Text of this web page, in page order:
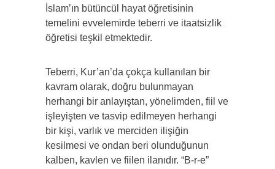
İslam’ın bütüncül hayat öğretisinin
temelini evvelemirde teberri ve itaatsizlik
öğretisi teşkil etmektedir.
Teberri, Kur’an’da çokça kullanılan bir
kavram olarak, doğru bulunmayan
herhangi bir anlayıştan, yönelimden, fiil ve
işleyişten ve tasvip edilmeyen herhangi
bir kişi, varlık ve merciden ilişiğin
kesilmesi ve ondan beri olunduğunun
kalben, kavlen ve fiilen ilanıdır. “B-r-e”